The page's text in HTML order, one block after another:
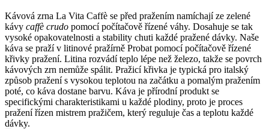
Kávová zrna La Vita Caffè se před pražením namíchají ze zelené
kávy caffè crudo pomocí počítačově řízené váhy. Dosahuje se tak
vysoké opakovatelnosti a stability chuti každé pražené dávky. Naše
káva se praží v litinové pražírně Probat pomocí počítačově řízené
křivky pražení. Litina rozvádí teplo lépe než železo, takže se povrch
kávových zrn nemůže spálit. Pražicí křivka je typická pro italský
způsob pražení s vysokou teplotou na začátku a pomalým pražením
poté, co káva dostane barvu. Káva je přírodní produkt se
specifickými charakteristikami u každé plodiny, proto je proces
pražení řízen mistrem pražičem, který reguluje čas a teplotu každé
dávky.